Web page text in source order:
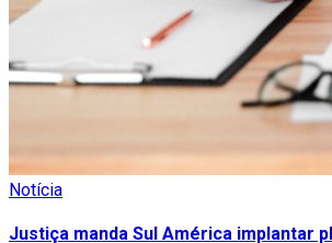
Notícia
Justiça manda Sul América implantar